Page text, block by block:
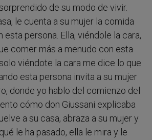
de su modo de vivir.
le cuenta a su mujer la comida
esta persona. Ella, viéndole la cara,
comer más a menudo con esta
viéndote la cara me dice lo que
esta persona invita a su mujer
donde yo hablo del comienzo del
cómo don Giussani explicaba
a su casa, abraza a su mujer y
le ha pasado, ella le mira y le